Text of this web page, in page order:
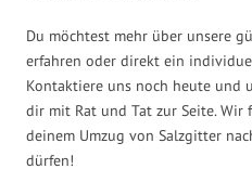
Du möchtest mehr über unsere
erfahren oder direkt ein
Kontaktiere uns noch heute und
dir mit Rat und Tat zur Seite. Wir
deinem Umzug von Salzgitter
dürfen!